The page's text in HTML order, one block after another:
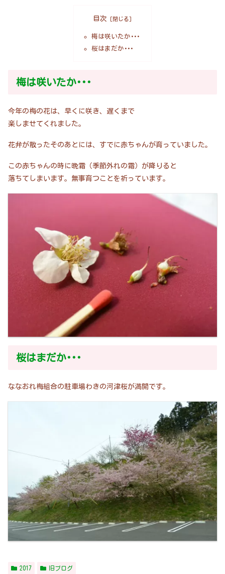
目次
梅は咲いたか･･･
桜はまだか･･･
梅は咲いたか･･･
今年の梅の花は、早くに咲き、遅くまで
楽しませてくれました。
花弁が散ったそのあとには、すでに赤ちゃんが育っていました。
この赤ちゃんの時に晩霜（季節外れの霜）が降りると
落ちてしまいます。無事育つことを祈っています。
桜はまだか･･･
ななおれ梅組合の駐車場わきの河津桜が満開です。
2017 旧ブログ